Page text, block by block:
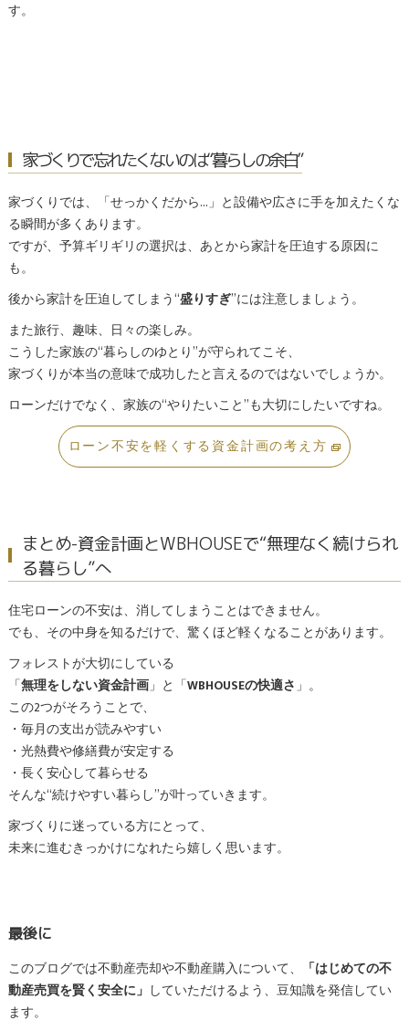
す。
家づくりで忘れたくないのは“暮らしの余白”
家づくりでは、「せっかくだから…」と設備や広さに手を加えたくな
る瞬間が多くあります。
ですが、予算ギリギリの選択は、あとから家計を圧迫する原因に
も。
後から家計を圧迫してしまう“盛りすぎ”には注意しましょう。
また旅行、趣味、日々の楽しみ。
こうした家族の“暮らしのゆとり”が守られてこそ、
家づくりが本当の意味で成功したと言えるのではないでしょうか。
ローンだけでなく、家族の“やりたいこと”も大切にしたいですね。
ローン不安を軽くする資金計画の考え方
まとめ-資金計画とWBHOUSEで“無理なく続けられ
る暮らし”へ
住宅ローンの不安は、消してしまうことはできません。
でも、その中身を知るだけで、驚くほど軽くなることがあります。
フォレストが大切にしている
「無理をしない資金計画」と「WBHOUSEの快適さ」。
この2つがそろうことで、
・毎月の支出が読みやすい
・光熱費や修繕費が安定する
・長く安心して暮らせる
そんな“続けやすい暮らし”が叶っていきます。
家づくりに迷っている方にとって、
未来に進むきっかけになれたら嬉しく思います。
最後に
このブログでは不動産売却や不動産購入について、
「はじめての不
動産売買を賢く安全に」 していただけるよう、豆知識を発信してい
ます。